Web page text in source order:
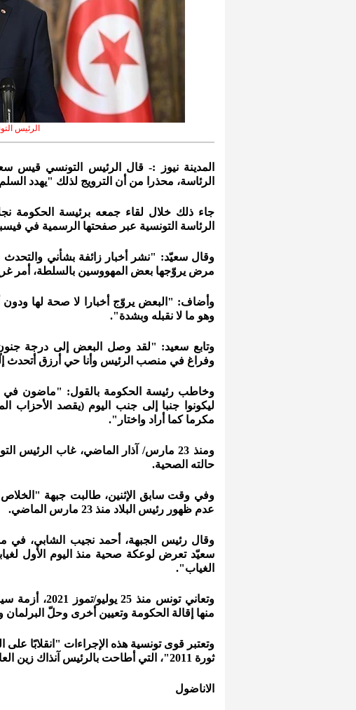
الرئيس
المدينة نيوز :- قال الرئيس التونسي قيس
الرئاسة، محذرا من أن الترويج لذلك "يهدد
جاء ذلك خلال لقاء جمعه برئيسة الحكومة
الرئاسة التونسية عبر صفحتها الرسمية في
وقال سعيّد: "نشر أخبار زائفة بشأني
مرض يروّجها بعض المهووسين بالسلطة، أمر
وأضاف: "البعض يروّج أخبارا لا صحة لها ودون
وهو ما لا نقبله وبشدة".
وتابع سعيد: "لقد وصل البعض إلى درجة
وفراغ في منصب الرئيس وأنا حي أرزق أتحدث
وخاطب رئيسة الحكومة بالقول: "ماضون في
ليكونوا جنبا إلى جنب اليوم (يقصد الأحزاب
مكرما كما أراد واختار".
ومنذ 23 مارس/ آذار الماضي، غاب
حالته الصحية.
وفي وقت سابق الإثنين، طالبت جبهة
عدم ظهور رئيس البلاد منذ 23 مارس الماضي.
وقال رئيس الجبهة، أحمد نجيب الشابي، في
الغياب".
وتعاني تونس
منها إقالة الحكومة وتعيين أخرى وحلّ
وتعتبر قوى تونسية هذه الإجراءات "انقلابًا
ثورة 2011"، التي أطاحت بالرئيس آنذاك زين العابدين بن علي (1987-2011).
الاناضول